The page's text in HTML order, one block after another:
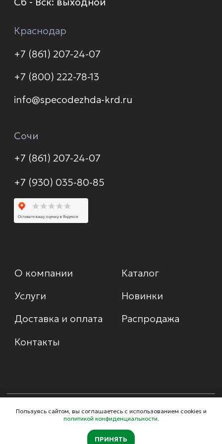
Пользуясь сайтом, вы соглашаетесь с использованием cookies и
политикой конфиденциальности.
ПРИНЯТЬ
О компании
Политика конфиденциальности
Доставка и оплата
Контакты
Каталог